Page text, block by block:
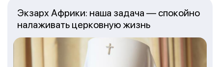
Экзарх Африки: наша задача — спокойно
налаживать церковную жизнь